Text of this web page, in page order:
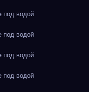
водой
водой
водой
водой